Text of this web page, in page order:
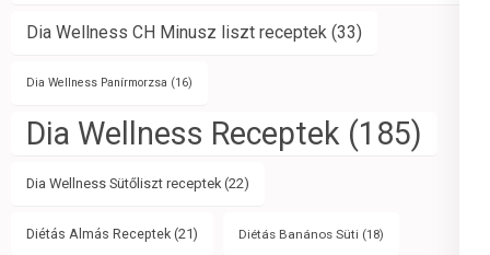
Dia Wellness CH Minusz liszt receptek (33)
Dia Wellness Panírmorzsa (16)
Dia Wellness Receptek (185)
Dia Wellness Sütőliszt receptek(22)
Diétás Almás Receptek (21) Diétás Banános Süti (18)